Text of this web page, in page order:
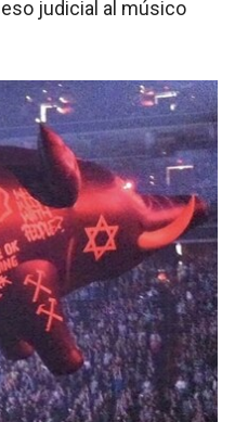
judicial al músico